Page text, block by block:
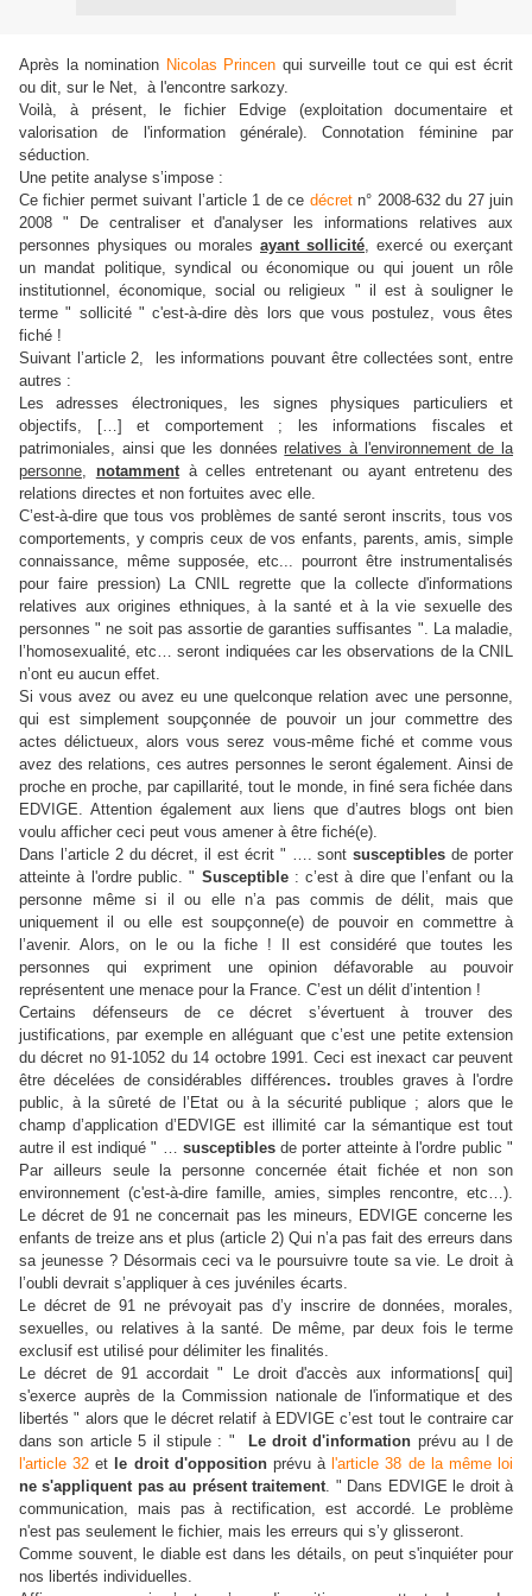
Après la nomination Nicolas Princen qui surveille tout ce qui est écrit
ou dit, sur le Net, à l'encontre sarkozy.
Voilà, à présent, le fichier Edvige (exploitation documentaire et
valorisation de l'information générale). Connotation féminine par
séduction.
Une petite analyse s’impose :
Ce fichier permet suivant l’article 1 de ce décret n° 2008-632 du 27 juin
2008 " De centraliser et d'analyser les informations relatives aux
personnes physiques ou morales ayant sollicité, exercé ou exerçant
un mandat politique, syndical ou économique ou qui jouent un rôle
institutionnel, économique, social ou religieux " il est à souligner le
terme " sollicité " c'est-à-dire dès lors que vous postulez, vous êtes
fiché !
Suivant l’article 2, les informations pouvant être collectées sont, entre
autres :
Les adresses électroniques, les signes physiques particuliers et
objectifs, […] et comportement ; les informations fiscales et
patrimoniales, ainsi que les donnéesrelatives à l'environnement de la
personne, notammentà celles entretenant ou ayant entretenu des
relations directes et non fortuites avec elle.
C’est-à-dire que tous vos problèmes de santé seront inscrits, tous vos
comportements, y compris ceux de vos enfants, parents, amis, simple
connaissance, même supposée, etc... pourront être instrumentalisés
pour faire pression) La CNIL regrette que la collecte d'informations
relatives aux origines ethniques, à la santé et à la vie sexuelle des
personnes " ne soit pas assortie de garanties suffisantes ". La maladie,
l’homosexualité, etc… seront indiquées car les observations de la CNIL
n’ont eu aucun effet.
Si vous avez ou avez eu une quelconque relation avec une personne,
qui est simplement soupçonnée de pouvoir un jour commettre des
actes délictueux, alors vous serez vous-même fiché et comme vous
avez des relations, ces autres personnes le seront également. Ainsi de
proche en proche, par capillarité, tout le monde, in finé sera fichée dans
EDVIGE. Attention également aux liens que d’autres blogs ont bien
voulu afficher ceci peut vous amener à être fiché(e).
Dans l’article 2 du décret, il est écrit " …. sontsusceptibles de porter
atteinte à l'ordre public. " Susceptible : c’est à dire que l’enfant ou la
personne même si il ou elle n’a pas commis de délit, mais que
uniquement il ou elle est soupçonne(e) de pouvoir en commettre à
l’avenir. Alors, on le ou la fiche ! Il est considéré que toutes les
personnes qui expriment une opinion défavorable au pouvoir
représentent une menace pour la France. C’est un délit d’intention !
Certains défenseurs de ce décret s’évertuent à trouver des
justifications, par exemple en alléguant que c’est une petite extension
du décret no 91-1052 du 14 octobre 1991. Ceci est inexact car peuvent
être décelées de considérables différences. troubles graves à l'ordre
public, à la sûreté de l’Etat ou à la sécurité publique ; alors que le
champ d’application d’EDVIGE est illimité car la sémantique est tout
autre il est indiqué " … susceptiblesde porter atteinte à l'ordre public "
Par ailleurs seule la personne concernée était fichée et non son
environnement (c'est-à-dire famille, amies, simples rencontre, etc…).
Le décret de 91 ne concernait pas les mineurs, EDVIGE concerne les
enfants de treize ans et plus (article 2) Qui n’a pas fait des erreurs dans
sa jeunesse ? Désormais ceci va le poursuivre toute sa vie. Le droit à
l’oubli devrait s’appliquer à ces juvéniles écarts.
Le décret de 91 ne prévoyait pas d’y inscrire de données, morales,
sexuelles, ou relatives à la santé. De même, par deux fois le terme
exclusif est utilisé pour délimiter les finalités.
Le décret de 91 accordait " Le droit d'accès aux informations[ qui]
s'exerce auprès de la Commission nationale de l'informatique et des
libertés " alors que le décret relatif à EDVIGE c’est tout le contraire car
dans son article 5 il stipule : "
Le droit d'information prévu au I de
l'article 32 et le droit d'oppositionprévu à l'article 38 de la même loi
ne s'appliquent pas au présent traitement. " Dans EDVIGE le droit à
communication, mais pas à rectification, est accordé. Le problème
n'est pas seulement le fichier, mais les erreurs qui s’y glisseront.
Comme souvent, le diable est dans les détails, on peut s'inquiéter pour
nos libertés individuelles.